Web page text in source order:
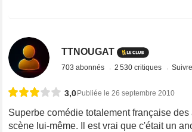
TTNOUGAT
703 abonnés 2 530 critiques
3,0 Publiée le 26 septembre 2010
Superbe comédie totalement française
scène lui-même. Il est vrai que c'était un